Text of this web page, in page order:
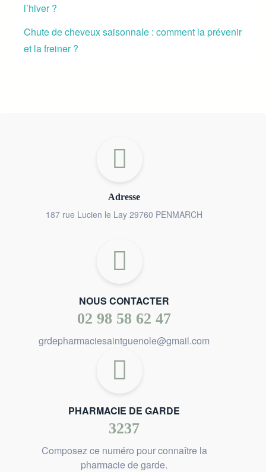
l’hiver ?
Chute de cheveux saisonnale : comment la prévenir
et la freiner ?
Adresse
187 rue Lucien le Lay 29760 PENMARCH
NOUS CONTACTER
02 98 58 62 47
grdepharmaciesaintguenole@gmail.com
PHARMACIE DE GARDE
3237
Composez ce numéro pour connaître la
pharmacie de garde.